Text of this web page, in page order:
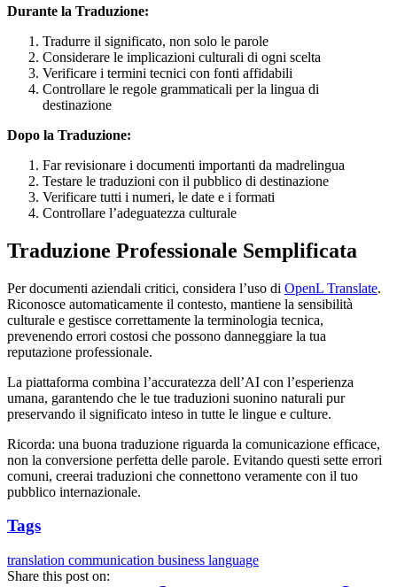
Durante la Traduzione:
Tradurre il significato, non solo le parole
Considerare le implicazioni culturali di ogni scelta
Verificare i termini tecnici con fonti affidabili
Controllare le regole grammaticali per la lingua di
destinazione
Dopo la Traduzione:
Far revisionare i documenti importanti da madrelingua
Testare le traduzioni con il pubblico di destinazione
Verificare tutti i numeri, le date e i formati
Controllare l’adeguatezza culturale
Traduzione Professionale Semplificata
Per documenti aziendali critici, considera l’uso di OpenL Translate.
Riconosce automaticamente il contesto, mantiene la sensibilità
culturale e gestisce correttamente la terminologia tecnica,
prevenendo errori costosi che possono danneggiare la tua
reputazione professionale.
La piattaforma combina l’accuratezza dell’AI con l’esperienza
umana, garantendo che le tue traduzioni suonino naturali pur
preservando il significato inteso in tutte le lingue e culture.
Ricorda: una buona traduzione riguarda la comunicazione efficace,
non la conversione perfetta delle parole. Evitando questi sette errori
comuni, creerai traduzioni che connettono veramente con il tuo
pubblico internazionale.
Tags
translation communication business language
Share this post on: